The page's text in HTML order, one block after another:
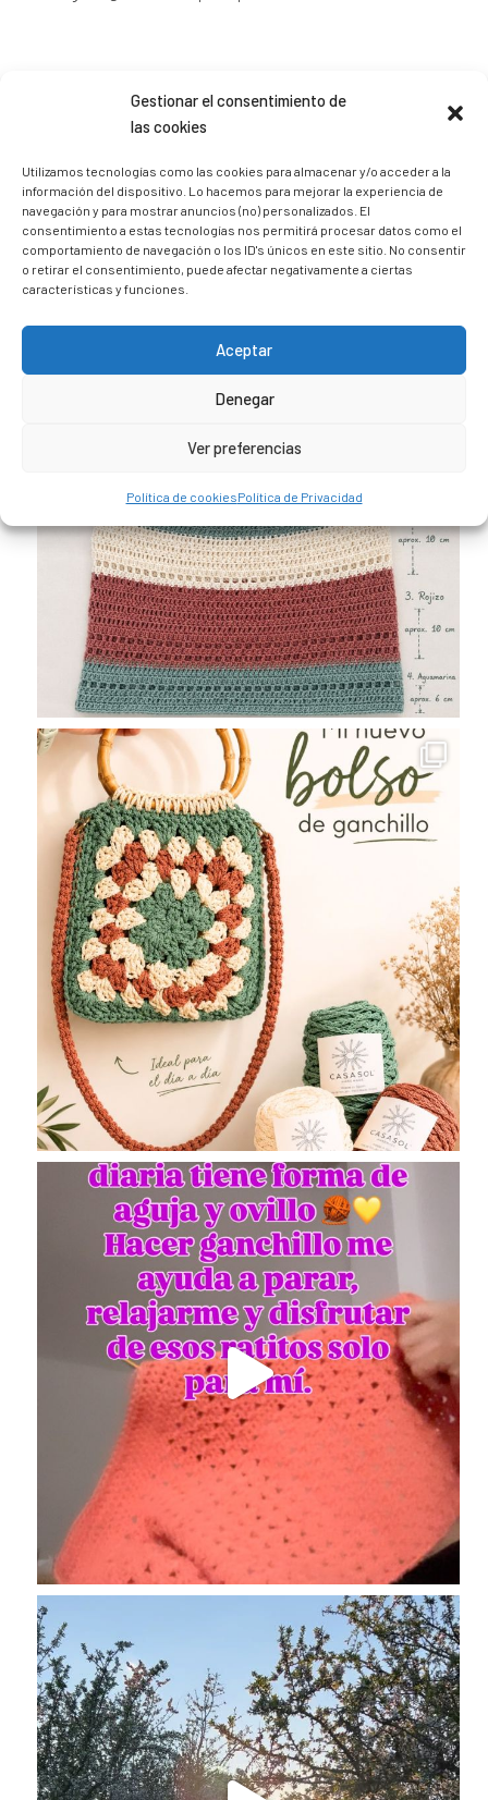
Gestionar el consentimiento de
las cookies
Utilizamos tecnologías como las cookies para almacenar y/o acceder a la
información del dispositivo. Lo hacemos para mejorar la experiencia de
navegación y para mostrar anuncios (no) personalizados. El
consentimiento a estas tecnologías nos permitirá procesar datos como el
comportamiento de navegación o los ID's únicos en este sitio. No consentir
o retirar el consentimiento, puede afectar negativamente a ciertas
características y funciones.
Aceptar
Denegar
Ver preferencias
Política de cookiesPolítica de Privacidad
Sígueme en Instagram
trizia_comopedroporsucasa
Freelance | Web | RRSS
Mi tienda de productos ECO
@lacatalina.shop
Alquila tu Autocaravana en
@caravana_go
Mi blog de viajes